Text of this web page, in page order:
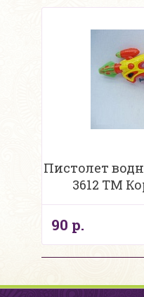
Пистолет
3612 ТМ
90 р.